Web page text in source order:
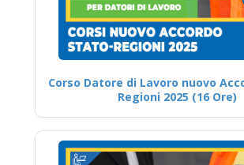
Corso Datore di Lavoro nuovo
Regioni 2025 (16 Ore)